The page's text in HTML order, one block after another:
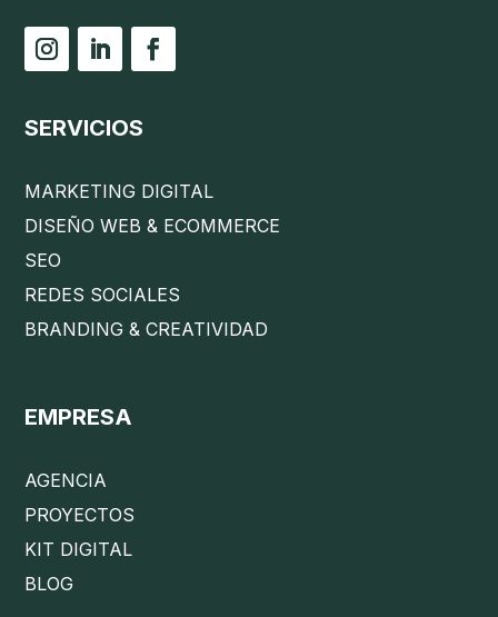
SERVICIOS
MARKETING DIGITAL
DISEÑO WEB & ECOMMERCE
SEO
REDES SOCIALES
BRANDING & CREATIVIDAD
EMPRESA
AGENCIA
PROYECTOS
KIT DIGITAL
BLOG